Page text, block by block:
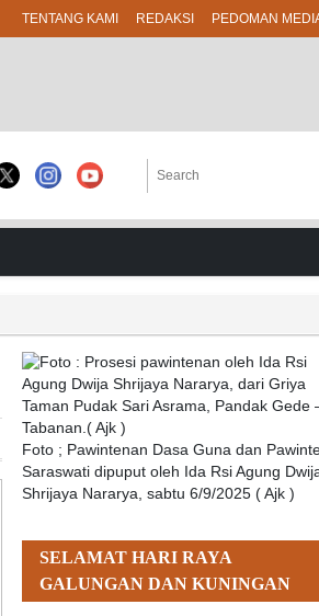
TENTANG KAMI REDAKSI PEDOMAN
Foto ; Pawintenan Dasa Guna dan
Saraswati dipuput oleh Ida Rsi Agung
Shrijaya Nararya, sabtu 6/9/2025 ( Ajk )
SELAMAT HARI RAYA
GALUNGAN DAN KUNINGAN